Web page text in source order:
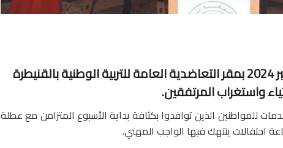
أثار ما حدث صباح يوم الإثنين 9 دجنبر 2024 بمقر التعاضدية العامة للتربية الوطنية بالقنيطرة
واستغراب المرتفقين.
للمواطنين الذين توافدوا بكثافة بداية الأسبوع المتزامن مع عطلة
احتفالات ينتهك فيها الواجب المهني.